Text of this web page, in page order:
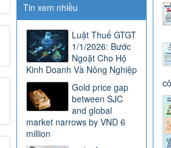
Tin xem nhiều
Luật Thuế GTGT
1/1/2026: Bước
Ngoặt Cho Hộ
Kinh Doanh Và Nông Nghiệp
Gold price gap
between SJC
and global
market narrows by VND 6
million